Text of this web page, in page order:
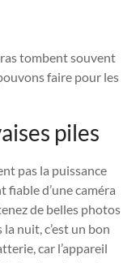
tombent souvent
faire pour les
piles
pas la puissance
d’une caméra
de belles photos
nuit, c’est un bon
car l’appareil